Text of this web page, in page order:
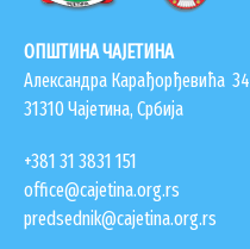
ОПШТИНА ЧАЈЕТИНА
Александра Карађорђевића 34
31310 Чајетина, Србија
+381 31 3831 151
office@cajetina.org.rs
predsednik@cajetina.org.rs